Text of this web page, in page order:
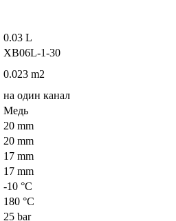
0.03 L
XB06L-1-30
0.023 m2
на один канал
Медь
20 mm
20 mm
17 mm
17 mm
-10 °C
180 °C
25 bar